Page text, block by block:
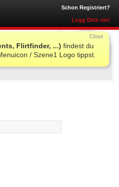
Schon Registriert?
Logg Dich ein!
Flirtfinder, ...) findest du
/ Szene1 Logo tippst.
Close
Kaindorf